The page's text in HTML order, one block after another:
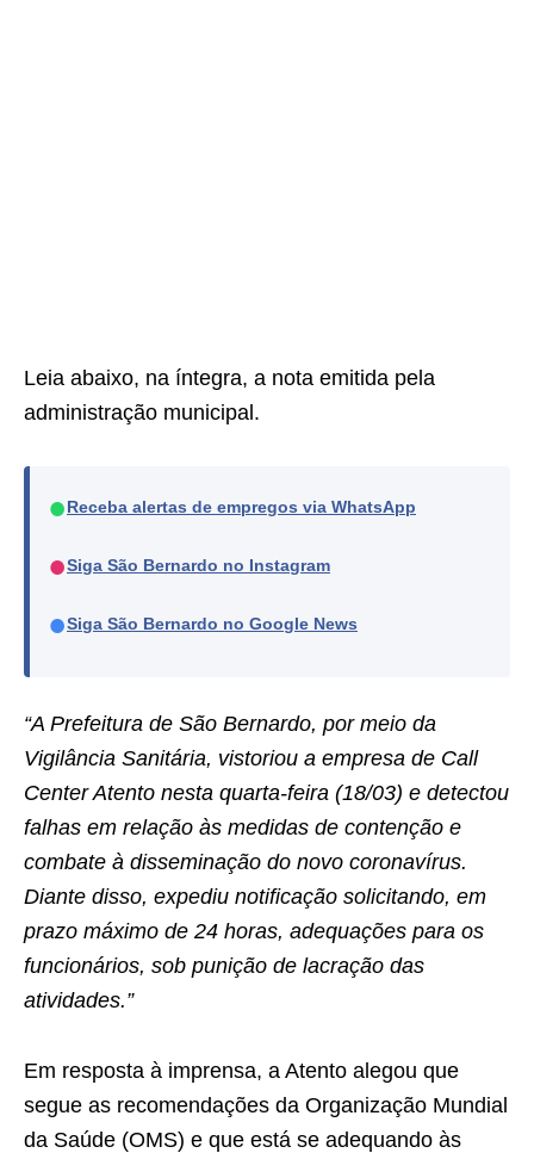
Leia abaixo, na íntegra, a nota emitida pela
administração municipal.
● Receba alertas de empregos via WhatsApp
●Siga São Bernardo no Instagram
●Siga São Bernardo no Google News
“A Prefeitura de São Bernardo, por meio da
Vigilância Sanitária, vistoriou a empresa de Call
Center Atento nesta quarta-feira (18/03) e detectou
falhas em relação às medidas de contenção e
combate à disseminação do novo coronavírus.
Diante disso, expediu notificação solicitando, em
prazo máximo de 24 horas, adequações para os
funcionários, sob punição de lacração das
atividades.”
Em resposta à imprensa, a Atento alegou que
segue as recomendações da Organização Mundial
da Saúde (OMS) e que está se adequando às